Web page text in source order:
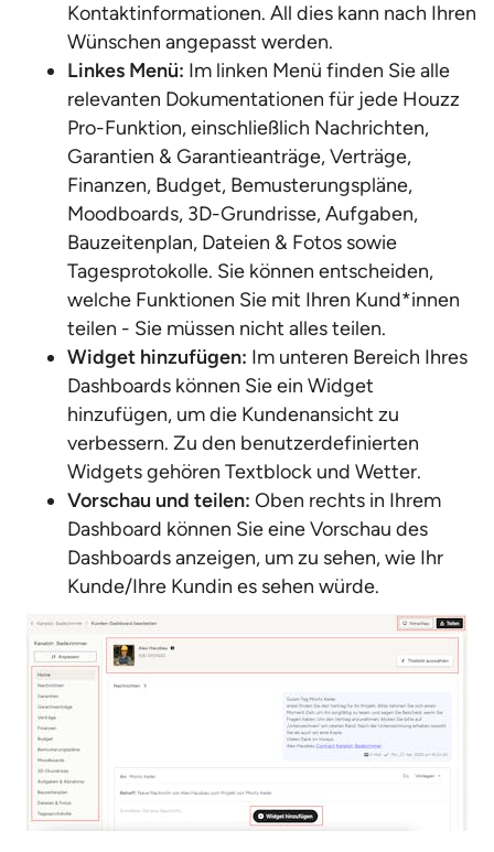
Kontaktinformationen. All dies kann nach Ihren
Wünschen angepasst werden.
Linkes Menü: Im linken Menü finden Sie alle
relevanten Dokumentationen für jede Houzz
Pro-Funktion, einschließlich Nachrichten,
Garantien & Garantieanträge, Verträge,
Finanzen, Budget, Bemusterungspläne,
Moodboards, 3D-Grundrisse, Aufgaben,
Bauzeitenplan, Dateien & Fotos sowie
Tagesprotokolle. Sie können entscheiden,
welche Funktionen Sie mit Ihren Kund*innen
teilen - Sie müssen nicht alles teilen.
Widget hinzufügen: Im unteren Bereich Ihres
Dashboards können Sie ein Widget
hinzufügen, um die Kundenansicht zu
verbessern. Zu den benutzerdefinierten
Widgets gehören Textblock und Wetter.
Vorschau und teilen: Oben rechts in Ihrem
Dashboard können Sie eine Vorschau des
Dashboards anzeigen, um zu sehen, wie Ihr
Kunde/Ihre Kundin es sehen würde.